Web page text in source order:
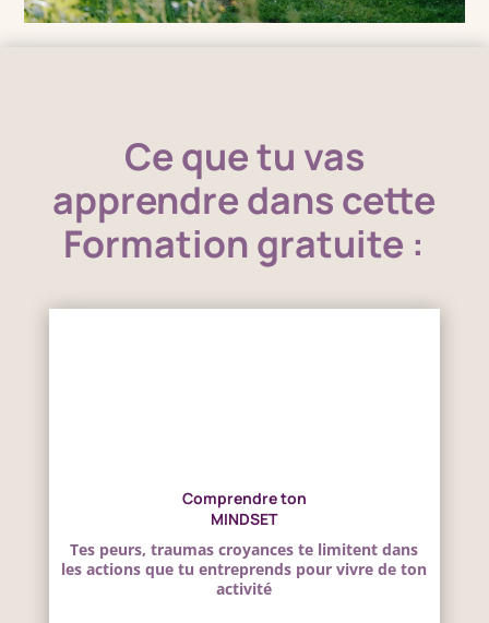
Ce que tu vas
apprendre dans cette
Formation gratuite :
Comprendre ton
MINDSET
Tes peurs, traumas croyances te limitent dans
les actions que tu entreprends pour vivre de ton
activité